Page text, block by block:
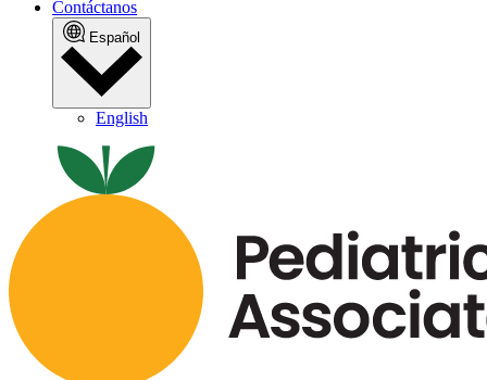
Contáctanos
Español
English